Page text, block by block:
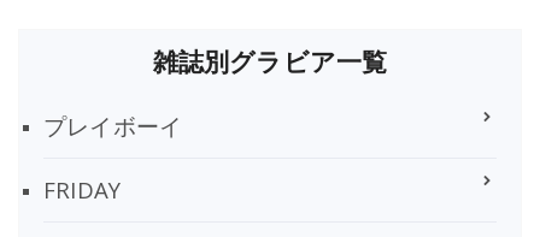
雑誌別グラビア一覧
プレイボーイ
FRIDAY